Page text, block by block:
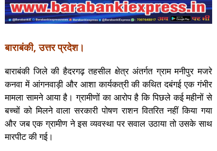
बाराबंकी, उत्तर प्रदेश।
बाराबंकी जिले की हैदरगढ़ तहसील क्षेत्र अंतर्गत ग्राम मनीपुर मजरे
कनवा में आंगनवाड़ी और आशा कार्यकत्री की कथित दबंगई एक गंभीर
मामला सामने आया है। ग्रामीणों का आरोप है कि पिछले कई महीनों से
बच्चों को मिलने वाला सरकारी पोषण राशन वितरित नहीं किया गया
और जब एक ग्रामीण ने इस व्यवस्था पर सवाल उठाया तो उसके साथ
मारपीट की गई।